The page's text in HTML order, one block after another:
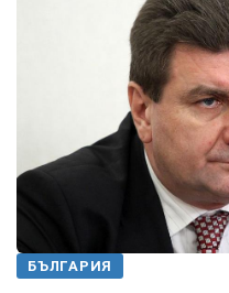
БЪЛГАРИЯ